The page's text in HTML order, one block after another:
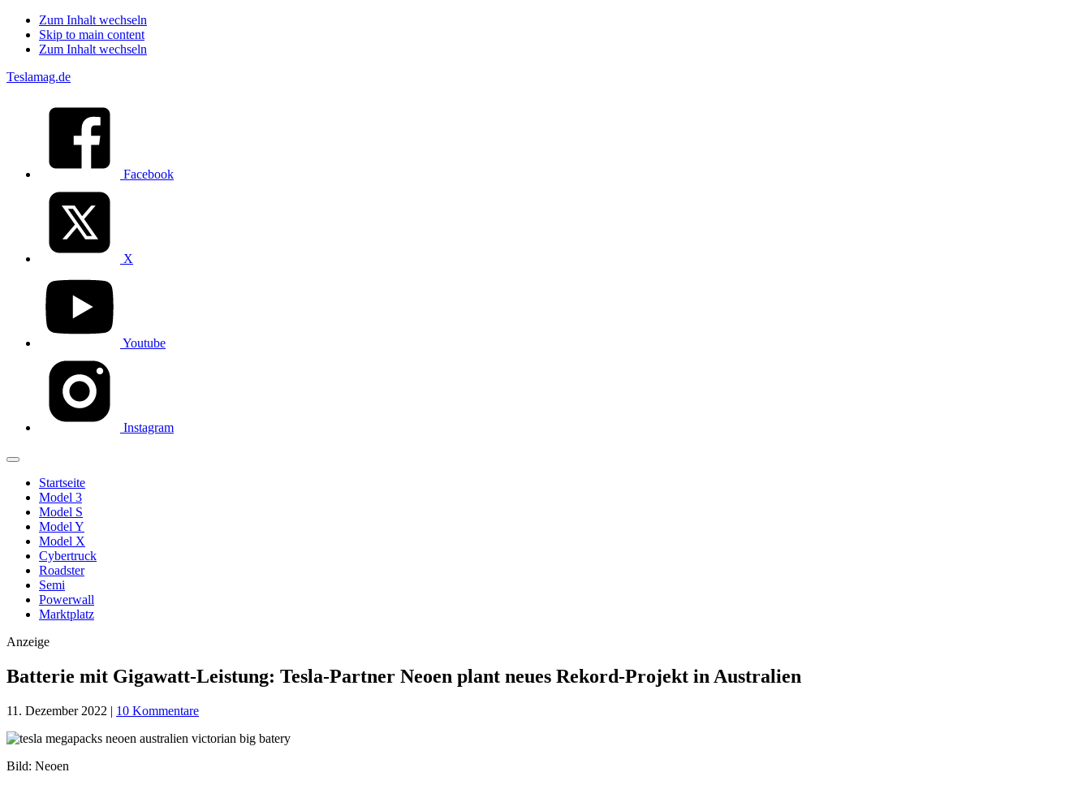
Zum Inhalt wechseln
Skip to main content
Zum Inhalt wechseln
Teslamag.de
Facebook
X
Youtube
Instagram
Startseite
Model 3
Model S
Model Y
Model X
Cybertruck
Roadster
Semi
Powerwall
Marktplatz
Anzeige
Batterie mit Gigawatt-Leistung: Tesla-Partner Neoen plant neues Rekord-Projekt in Australien
11. Dezember 2022 | 10 Kommentare
Bild: Neoen